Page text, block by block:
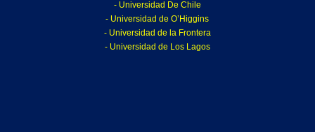
- Universidad De Chile
- Universidad de O’Higgins
- Universidad de la Frontera
- Universidad de Los Lagos